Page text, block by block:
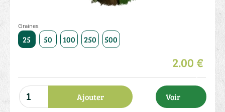
Graines
25 50 100 250 500
2.00 €
Ajouter Voir